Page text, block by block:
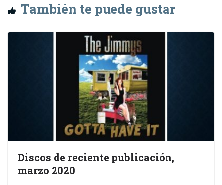
También te puede gustar
Discos de reciente publicación,
marzo 2020